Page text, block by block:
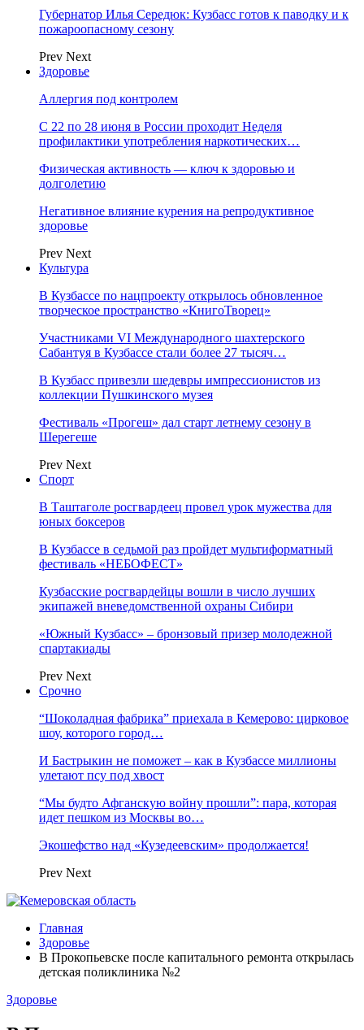
Губернатор Илья Середюк: Кузбасс готов к паводку и к
пожароопасному сезону
Prev Next
Здоровье
Аллергия под контролем
С 22 по 28 июня в России проходит Неделя
профилактики употребления наркотических…
Физическая активность — ключ к здоровью и
долголетию
Негативное влияние курения на репродуктивное
здоровье
Prev Next
Культура
В Кузбассе по нацпроекту открылось обновленное
творческое пространство «КнигоТворец»
Участниками VI Международного шахтерского
Сабантуя в Кузбассе стали более 27 тысяч…
В Кузбасс привезли шедевры импрессионистов из
коллекции Пушкинского музея
Фестиваль «Прогеш» дал старт летнему сезону в
Шерегеше
Prev Next
Спорт
В Таштаголе росгвардеец провел урок мужества для
юных боксеров
В Кузбассе в седьмой раз пройдет мультиформатный
фестиваль «НЕБОФЕСТ»
Кузбасские росгвардейцы вошли в число лучших
экипажей вневедомственной охраны Сибири
«Южный Кузбасс» – бронзовый призер молодежной
спартакиады
Prev Next
Срочно
“Шоколадная фабрика” приехала в Кемерово: цирковое
шоу, которого город…
И Бастрыкин не поможет – как в Кузбассе миллионы
улетают псу под хвост
“Мы будто Афганскую войну прошли”: пара, которая
идет пешком из Москвы во…
Экошефство над «Кузедеевским» продолжается!
Prev Next
Главная
Здоровье
В Прокопьевске после капитального ремонта открылась
детская поликлиника №2
Здоровье